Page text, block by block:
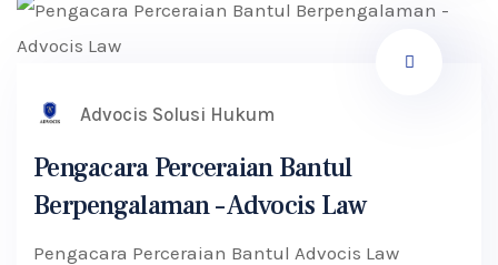
Advocis Solusi Hukum
Pengacara Perceraian Bantul
Berpengalaman – Advocis Law
Pengacara Perceraian Bantul Advocis Law